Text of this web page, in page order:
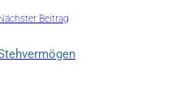
Beitrag